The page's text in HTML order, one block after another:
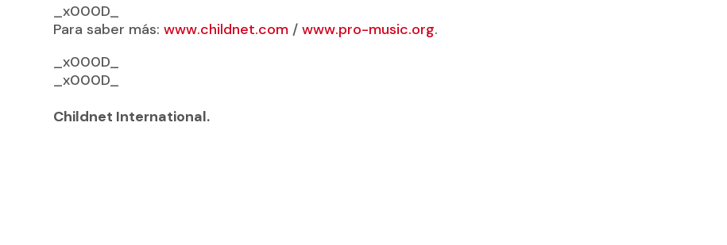
_x000D_
Para saber más:www.childnet.com /www.pro-music.org.
_x000D_
_x000D_
Childnet International.